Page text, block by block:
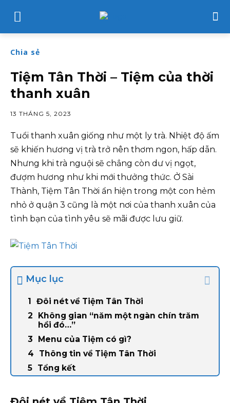
Chia sẻ
Tiệm Tân Thời – Tiệm của thời
thanh xuân
13 THÁNG 5, 2023
Tuổi thanh xuân giống như một ly trà. Nhiệt độ ấm
sẽ khiến hương vị trà trở nên thơm ngon, hấp dẫn.
Nhưng khi trà nguội sẽ chẳng còn dư vị ngọt,
đượm hương như khi mới thưởng thức. Ở Sài
Thành, Tiệm Tân Thời ẩn hiện trong một con hẻm
nhỏ ở quận 3 cũng là một nơi của thanh xuân của
tình bạn của tình yêu sẽ mãi được lưu giữ.
Mục lục
Đôi nét về Tiệm Tân Thời
Không gian “năm một ngàn chín trăm
hồi đó…”
Menu của Tiệm có gì?
Thông tin về Tiệm Tân Thời
Tổng kết